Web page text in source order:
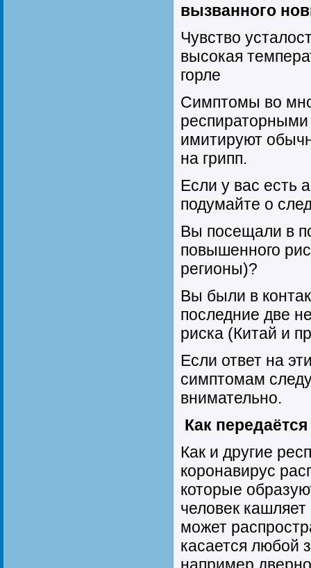
вызванного
Чувство
высокая
горле
Симптомы во
имитируют
на грипп.
Если у вас есть
подумайте о
Вы посещали в
повышенного
регионы)?
Вы были в
последние две
риска (Китай и
Если ответ на
симптомам
внимательно.
Как
Как и другие
коронавирус
которые
человек
может
касается любой